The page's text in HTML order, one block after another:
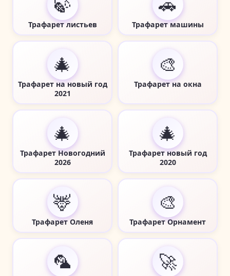
🍃
Трафарет листьев
🚗
Трафарет машины
🎄
Трафарет на новый год
2021
🎨
Трафарет на окна
🎄
Трафарет Новогодний
2026
🎄
Трафарет новый год
2020
🦌
Трафарет Оленя
🎨
Трафарет Орнамент
🦜 🚀